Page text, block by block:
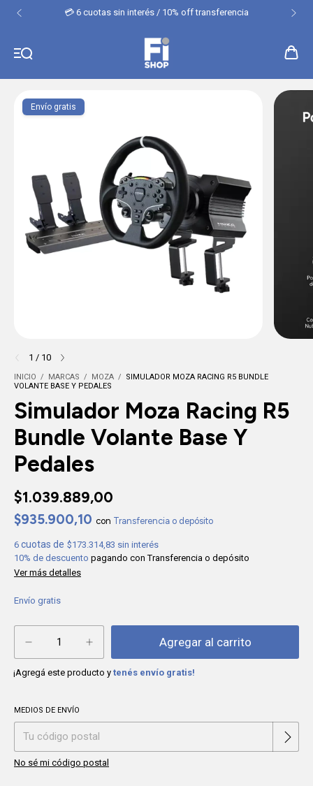
💳 6 cuotas sin interés / 10% off transferencia
Envío gratis
1 / 10
INICIO / MARCAS / MOZA /
SIMULADOR MOZA RACING R5 BUNDLE
VOLANTE BASE Y PEDALES
Simulador Moza Racing R5
Bundle Volante Base Y
Pedales
$1.039.889,00
$935.900,10 con Transferencia o depósito
6 $173.314,83 sin interés
10% de descuento pagando con Transferencia o depósito
Ver más detalles
Envío gratis
¡Agregá este producto y tenés envío gratis!
Entregas para el CP:
MEDIOS DE ENVÍO
No sé mi código postal